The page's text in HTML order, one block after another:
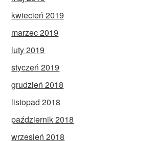
kwiecień 2019
marzec 2019
luty 2019
styczeń 2019
grudzień 2018
listopad 2018
październik 2018
wrzesień 2018